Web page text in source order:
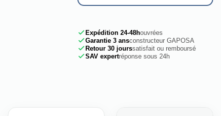
Expédition 24-48houvrées
Garantie 3 ansconstructeur GAPOSA
Retour 30 jourssatisfait ou remboursé
SAV expertréponse sous 24h